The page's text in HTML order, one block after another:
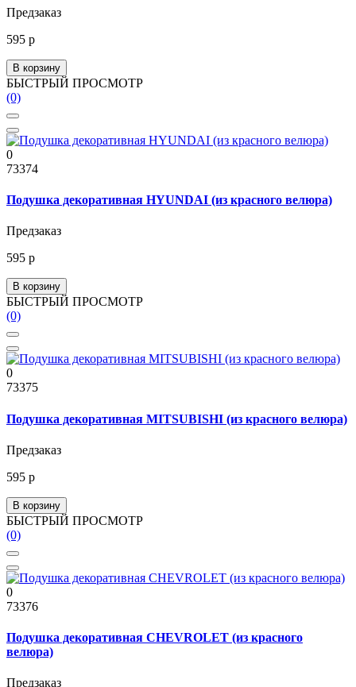
Предзаказ
595 р
В корзину
БЫСТРЫЙ ПРОСМОТР
(0)
0
73374
Подушка декоративная HYUNDAI (из красного велюра)
Предзаказ
595 р
В корзину
БЫСТРЫЙ ПРОСМОТР
(0)
0
73375
Подушка декоративная MITSUBISHI (из красного велюра)
Предзаказ
595 р
В корзину
БЫСТРЫЙ ПРОСМОТР
(0)
0
73376
Подушка декоративная CHEVROLET (из красного
велюра)
Предзаказ